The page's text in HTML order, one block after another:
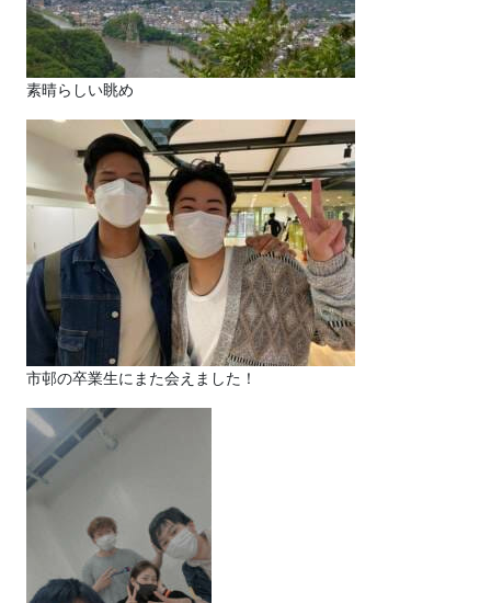
素晴らしい眺め
市邨の卒業生にまた会えました！